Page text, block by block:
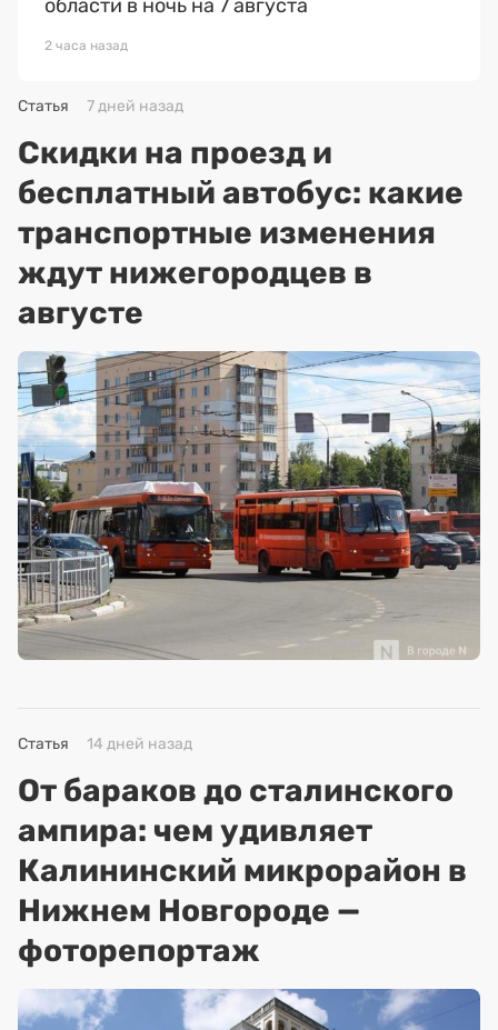
области в ночь на 7 августа
2 часа назад
Статья 7 дней назад
Скидки на проезд и
бесплатный автобус: какие
транспортные изменения
ждут нижегородцев в
августе
Статья 14 дней назад
От бараков до сталинского
ампира: чем удивляет
Калининский микрорайон в
Нижнем Новгороде —
фоторепортаж